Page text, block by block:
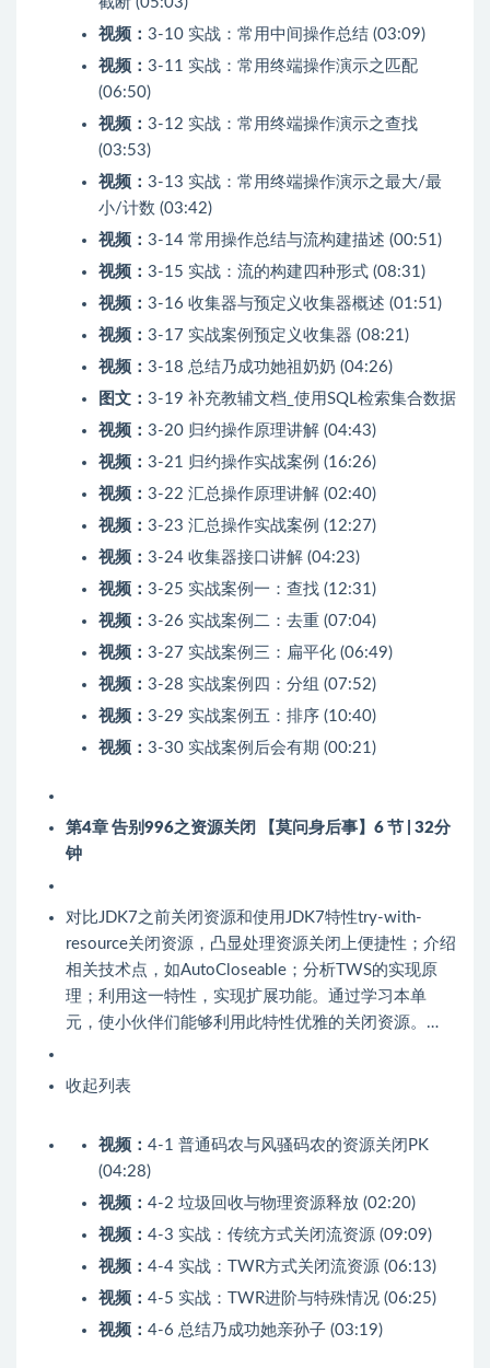
视频： 3-10 实战：常用中间操作总结 (03:09)
视频： 3-11 实战：常用终端操作演示之匹配
(06:50)
视频： 3-12 实战：常用终端操作演示之查找
(03:53)
视频： 3-13 实战：常用终端操作演示之最大/最
小/计数 (03:42)
视频： 3-14 常用操作总结与流构建描述 (00:51)
视频： 3-15 实战：流的构建四种形式 (08:31)
视频： 3-16 收集器与预定义收集器概述 (01:51)
视频： 3-17 实战案例预定义收集器 (08:21)
视频： 3-18 总结乃成功她祖奶奶 (04:26)
图文： 3-19 补充教辅文档_使用SQL检索集合数据
视频： 3-20 归约操作原理讲解 (04:43)
视频： 3-21 归约操作实战案例 (16:26)
视频： 3-22 汇总操作原理讲解 (02:40)
视频： 3-23 汇总操作实战案例 (12:27)
视频： 3-24 收集器接口讲解 (04:23)
视频： 3-25 实战案例一：查找 (12:31)
视频： 3-26 实战案例二：去重 (07:04)
视频： 3-27 实战案例三：扁平化 (06:49)
视频： 3-28 实战案例四：分组 (07:52)
视频： 3-29 实战案例五：排序 (10:40)
视频： 3-30 实战案例后会有期 (00:21)
第4章 告别996之资源关闭 【莫问身后事】 6 节 | 32分
钟
对比JDK7之前关闭资源和使用JDK7特性try-with-
resource关闭资源，凸显处理资源关闭上便捷性；介绍
相关技术点，如AutoCloseable；分析TWS的实现原
理；利用这一特性，实现扩展功能。通过学习本单
元，使小伙伴们能够利用此特性优雅的关闭资源。…
收起列表
视频： 4-1 普通码农与风骚码农的资源关闭PK
(04:28)
视频： 4-2 垃圾回收与物理资源释放 (02:20)
视频： 4-3 实战：传统方式关闭流资源 (09:09)
视频： 4-4 实战：TWR方式关闭流资源 (06:13)
视频： 4-5 实战：TWR进阶与特殊情况 (06:25)
视频： 4-6 总结乃成功她亲孙子 (03:19)